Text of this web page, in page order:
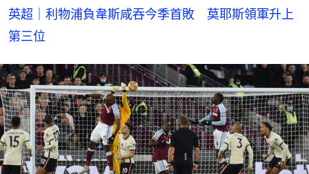
英超｜利物浦負韋斯咸吞今季首敗　莫耶斯領軍升上
第三位